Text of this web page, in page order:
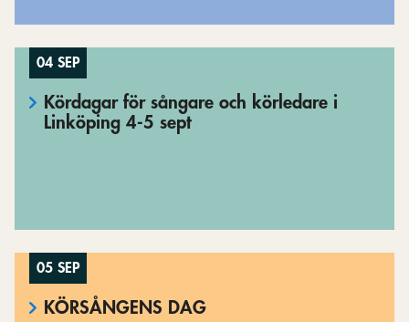
04 SEP
Kördagar för sångare och körledare i
Linköping 4-5 sept
05 SEP
KÖRSÅNGENS DAG